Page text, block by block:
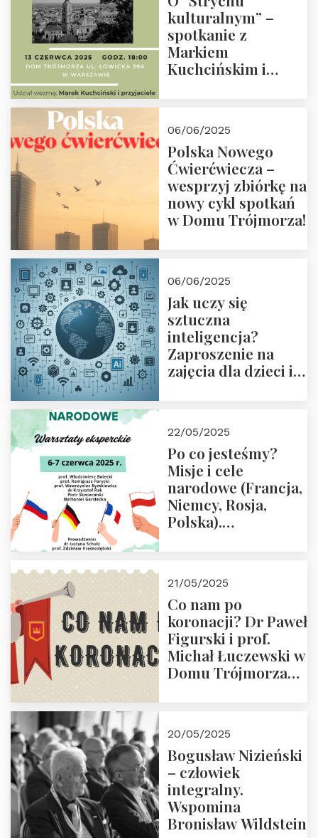
kulturalnym” –
spotkanie z
Markiem
Kuchcińskim i
18:00
06/06/2025
Polska Nowego
Ćwierćwiecza –
wesprzyj zbiórkę na
nowy cykl spotkań
w Domu Trójmorza!
06/06/2025
Jak uczy się
sztuczna
inteligencja?
Zaproszenie na
zajęcia dla dzieci i
22/05/2025
Po co jesteśmy?
Misje i cele
narodowe (Francja,
Niemcy, Rosja,
Polska).
Zapraszamy do
zapisów.
21/05/2025
Co nam po
koronacji? Dr Paweł
Figurski i prof.
Michał Łuczewski w
Domu Trójmorza
20/05/2025
Bogusław Nizieński
– człowiek
integralny.
Wspomina
Bronisław Wildstein